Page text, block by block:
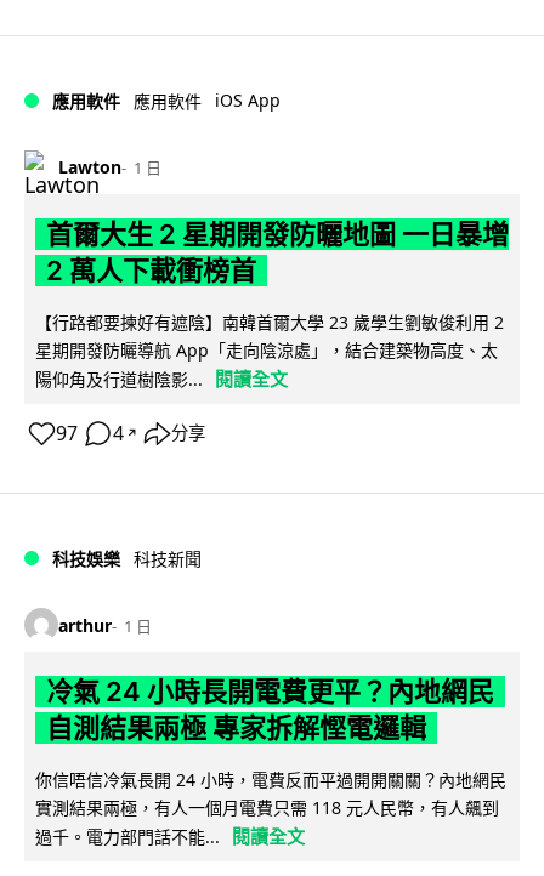
應用軟件 應用軟件 iOS App
Lawton 1 日
首爾大生 2 星期開發防曬地圖 一日暴增
2 萬人下載衝榜首
【行路都要揀好有遮陰】南韓首爾大學 23 歲學生劉敏俊利用 2
星期開發防曬導航 App「走向陰涼處」，結合建築物高度、太
陽仰角及行道樹陰影...
閱讀全文
97 4 ↗ 分享
科技娛樂 科技新聞
arthur 1 日
冷氣 24 小時長開電費更平？內地網民
自測結果兩極 專家拆解慳電邏輯
你信唔信冷氣長開 24 小時，電費反而平過開開關關？內地網民
實測結果兩極，有人一個月電費只需 118 元人民幣，有人飆到
過千。電力部門話不能...
閱讀全文